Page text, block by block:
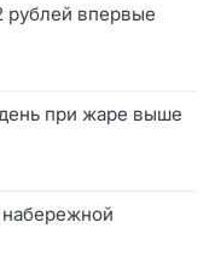
рублей впервые
при жаре выше